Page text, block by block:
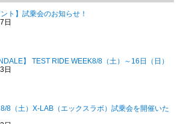
ント】試乗会のお知らせ！
日
】 TEST RIDE WEEK8/8（土）～16日（日）
日
8/8（土）X-LAB（エックスラボ）試乗会を開催いた